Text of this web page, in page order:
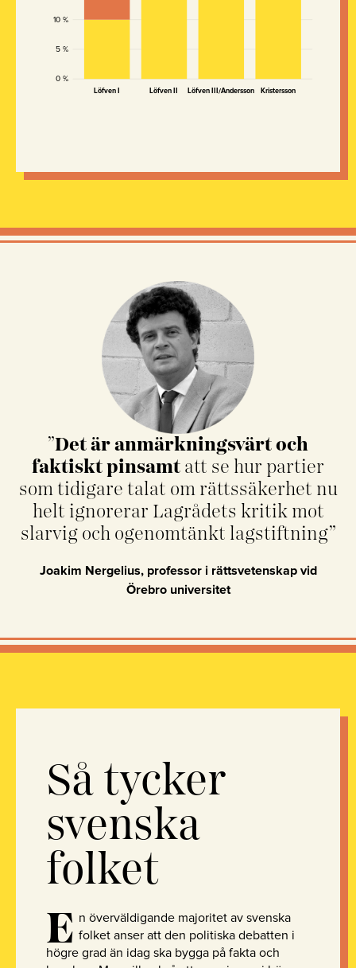
0 %
5 %
10 %
Löfven I Löfven II Löfven III/Andersson Kristersson
”Det är anmärkningsvärtoch
faktiskt pinsamt att se hur partier
som tidigare talat om rättssäkerhet nu
helt ignorerar Lagrådets kritik mot
slarvig och ogenomtänkt lagstiftning”
Joakim Nergelius, professor i rättsvetenskap vid
Örebro universitet
Så tycker
svenska
folket
E n överväldigande majoritet av svenska
folket anser att den politiska debatten i
högre grad än idag ska bygga på fakta och